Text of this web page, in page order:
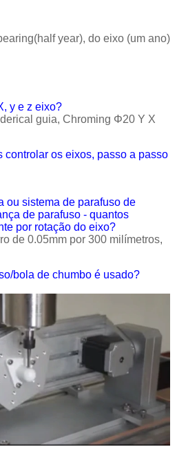
year), do eixo (um ano)
y e z eixo?
guia, Chroming Φ20 Y X
controlar os eixos, passo a passo
ou sistema de parafuso de
de parafuso - quantos
por rotação do eixo?
de 0.05mm por 300 milímetros,
bola de chumbo é usado?